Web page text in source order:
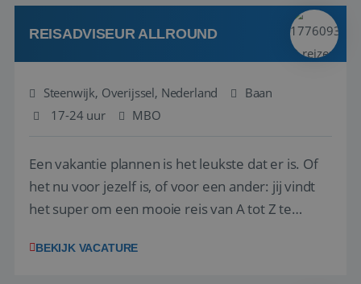
kwaliteitsbewaking van alles wat met IATA te m...
REISADVISEUR ALLROUND
Steenwijk, Overijssel, Nederland
Baan
17-24 uur
MBO
Een vakantie plannen is het leukste dat er is. Of
het nu voor jezelf is, of voor een ander: jij vindt
het super om een mooie reis van A tot Z te
vakantiegangers de meest prachtige plekjes op
BEKIJK VACATURE